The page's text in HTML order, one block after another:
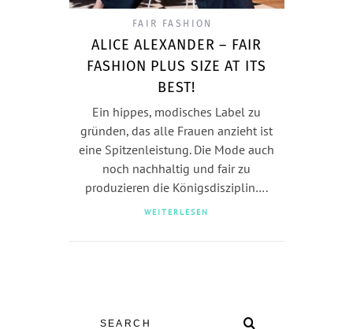
FAIR FASHION
ALICE ALEXANDER – FAIR
FASHION PLUS SIZE AT ITS
BEST!
Ein hippes, modisches Label zu
gründen, das alle Frauen anzieht ist
eine Spitzenleistung. Die Mode auch
noch nachhaltig und fair zu
produzieren die Königsdisziplin….
WEITERLESEN